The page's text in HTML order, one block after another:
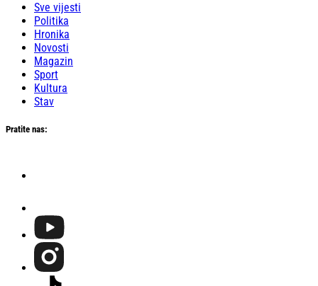
Sve vijesti
Politika
Hronika
Novosti
Magazin
Sport
Kultura
Stav
Pratite nas: